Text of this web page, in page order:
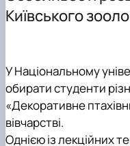
Навчально-
Співпраця з
Сертифікатні
Фотогалерея
Наукові гуртки
Підготовка
Київського
У Національному
обирати студенти
«Декоративне
вівчарстві.
Однією із лекційних